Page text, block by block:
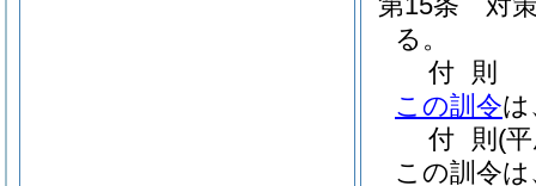
る。
付 則
この訓令は
付 則 (
この訓令